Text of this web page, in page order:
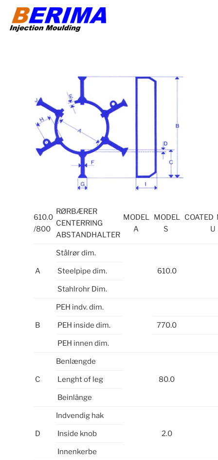
610.0
/800
RØRBÆRER
CENTERRING
ABSTANDHALTER
MODEL
A
MODEL
S
COATED
U
A
Stålrør dim.
610.0
Steelpipe dim.
Stahlrohr Dim.
B
PEH indv. dim.
PEH inside dim. 770.0
PEH innen dim.
C
Benlængde
80.0
Lenght of leg
Beinlänge
D
Indvendig hak
2.0
Inside knob
Innenkerbe